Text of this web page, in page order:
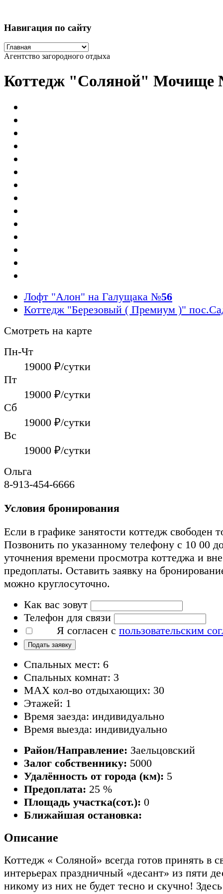
Навигация по сайту
Агентство загородного отдыха
Коттедж "Соляной" Мочище
Лофт "Алон" на Галущака №56
Коттедж "Березовый ( Премиум )"
Смотреть на карте
Пн-Чт
19000 ₽/сутки
Пт
19000 ₽/сутки
Сб
19000 ₽/сутки
Вс
19000 ₽/сутки
Ольга
8-913-454-6666
Условия бронирования
Если в графике занятости коттедж свободен
Позвонить по указанному телефону с 10 00
уточнения времени просмотра коттеджа и
предоплаты. Оставить заявку на
можно круглосуточно.
Как вас зовут
Телефон для связи
Я согласен с пользовательским
Подать заявку
Спальных мест: 6
Спальных комнат: 3
MAX кол-во отдыхающих: 30
Этажей: 1
Время заезда: индивидуально
Время выезда: индивидуально
Район/Направление: Заельцовский
Залог собственнику: 5000
Удалённость от города (км): 5
Предоплата: 25 %
Площадь участка(сот.): 0
Ближайшая остановка:
Описание
Коттедж « Соляной» всегда готов принять в
интерьерах праздничный «десант» из пяти
никому из них не будет тесно и скучно!